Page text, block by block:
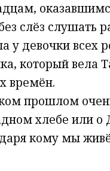
слёз слушать
у девочки всех
который вела
времён.
прошлом
хлебе или о
кому мы